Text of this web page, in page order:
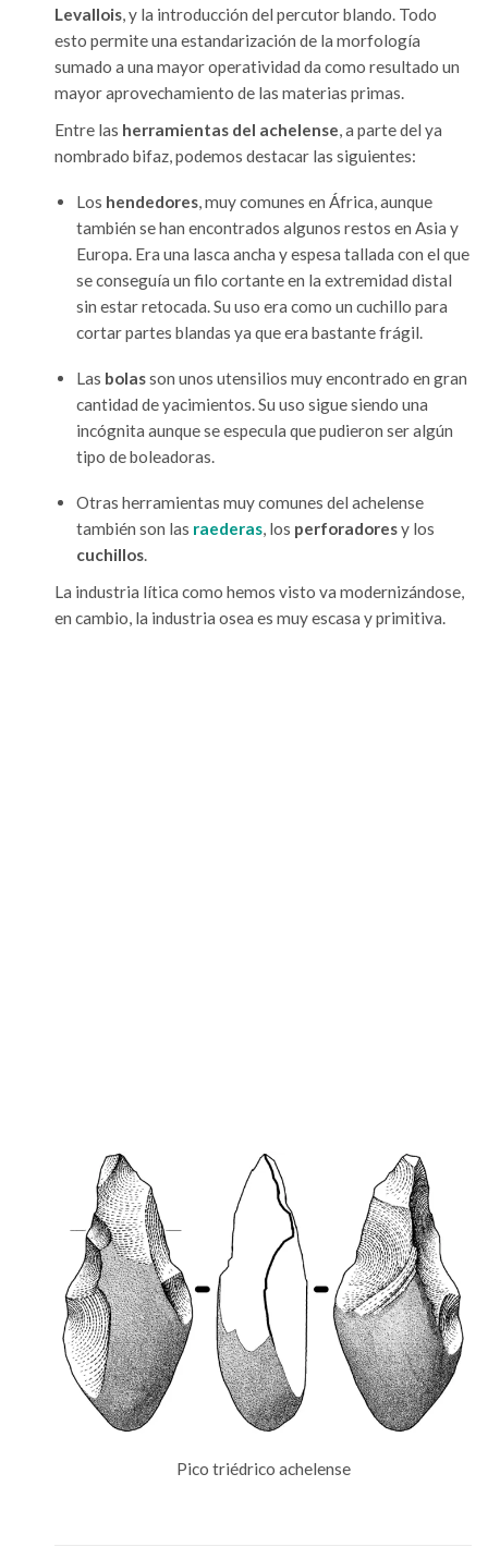
Levallois, y la introducción del percutor blando. Todo
esto permite una estandarización de la morfología
sumado a una mayor operatividad da como resultado un
mayor aprovechamiento de las materias primas.
Entre las herramientas del achelense, a parte del ya
nombrado bifaz, podemos destacar las siguientes:
Los hendedores, muy comunes en África, aunque
también se han encontrados algunos restos en Asia y
Europa. Era una lasca ancha y espesa tallada con el que
se conseguía un filo cortante en la extremidad distal
sin estar retocada. Su uso era como un cuchillo para
cortar partes blandas ya que era bastante frágil.
Las bolasson unos utensilios muy encontrado en gran
cantidad de yacimientos. Su uso sigue siendo una
incógnita aunque se especula que pudieron ser algún
tipo de boleadoras.
Otras herramientas muy comunes del achelense
también son las raederas, los perforadoresy los
cuchillos.
La industria lítica como hemos visto va modernizándose,
en cambio, la industria osea es muy escasa y primitiva.
Pico triédrico achelense